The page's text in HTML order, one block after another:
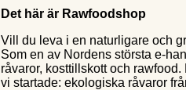
Det här är Rawfoodshop
Vill du leva i en naturligare och
Som en av Nordens största e-
råvaror, kosttillskott och
vi startade: ekologiska råvaror